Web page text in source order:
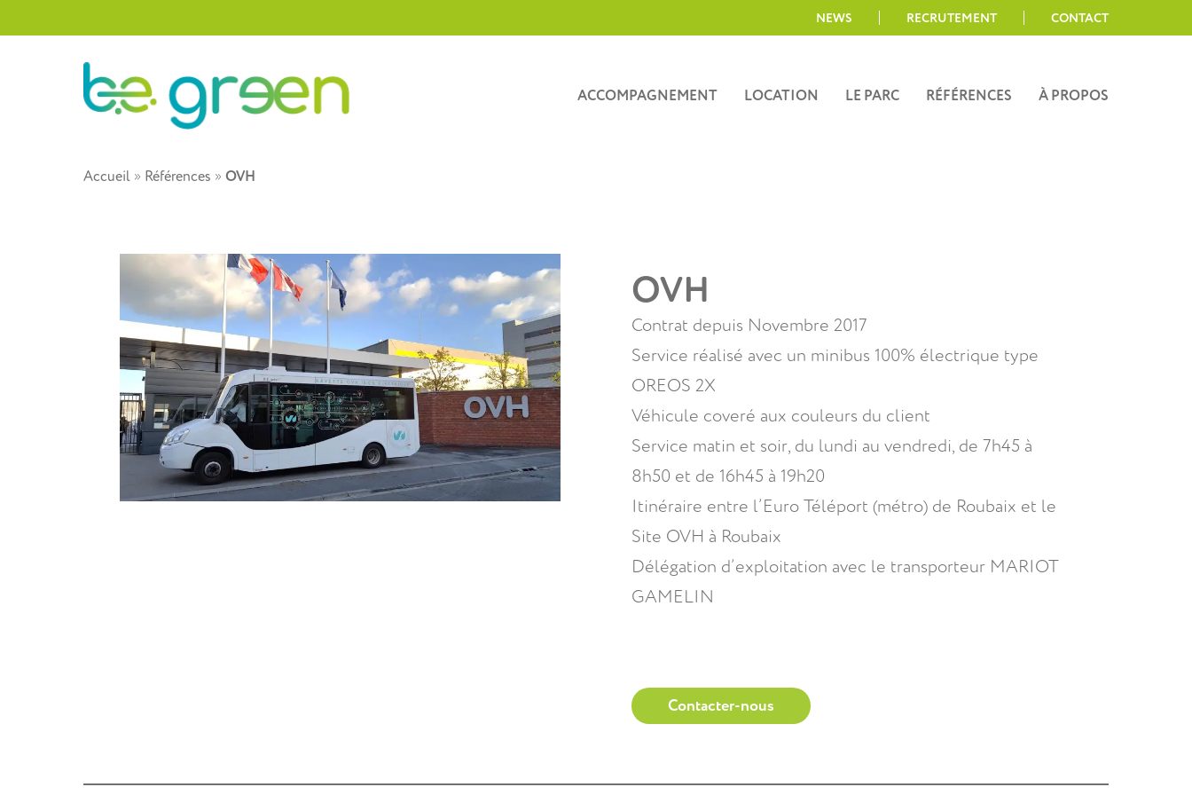
NEWS RECRUTEMENT CONTACT
ACCOMPAGNEMENT LOCATION LE PARC RÉFÉRENCES À PROPOS
Accueil » Références »OVH
OVH
Contrat depuis Novembre 2017
Service réalisé avec un minibus 100% électrique type
OREOS 2X
Véhicule coveré aux couleurs du client
Service matin et soir, du lundi au vendredi, de 7h45 à
8h50 et de 16h45 à 19h20
Itinéraire entre l’Euro Téléport (métro) de Roubaix et le
Site OVH à Roubaix
Délégation d’exploitation avec le transporteur MARIOT
GAMELIN
Contacter-nous